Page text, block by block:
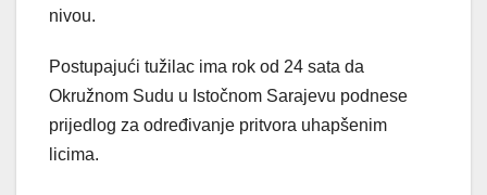
nivou.
Postupajući tužilac ima rok od 24 sata da
Okružnom Sudu u Istočnom Sarajevu podnese
prijedlog za određivanje pritvora uhapšenim
licima.